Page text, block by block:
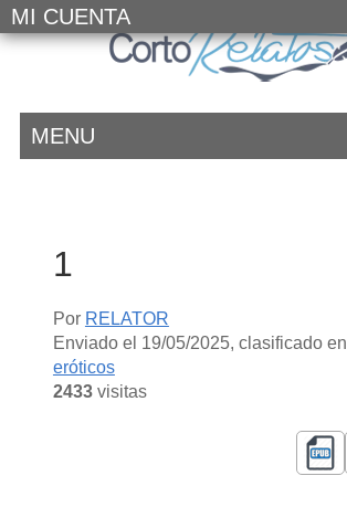
MI CUENTA
MENU
1
Por RELATOR
Enviado el 19/05/2025, clasificado en
eróticos
2433visitas